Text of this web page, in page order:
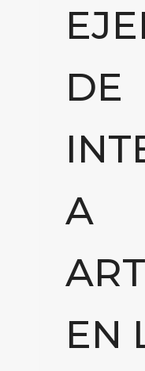
DE
A
EN